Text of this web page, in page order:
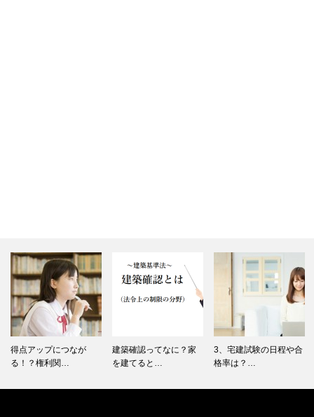
得点アップにつなが
る！？権利関…
建築確認ってなに？家
を建てると…
3、宅建試験の日程や合
格率は？…